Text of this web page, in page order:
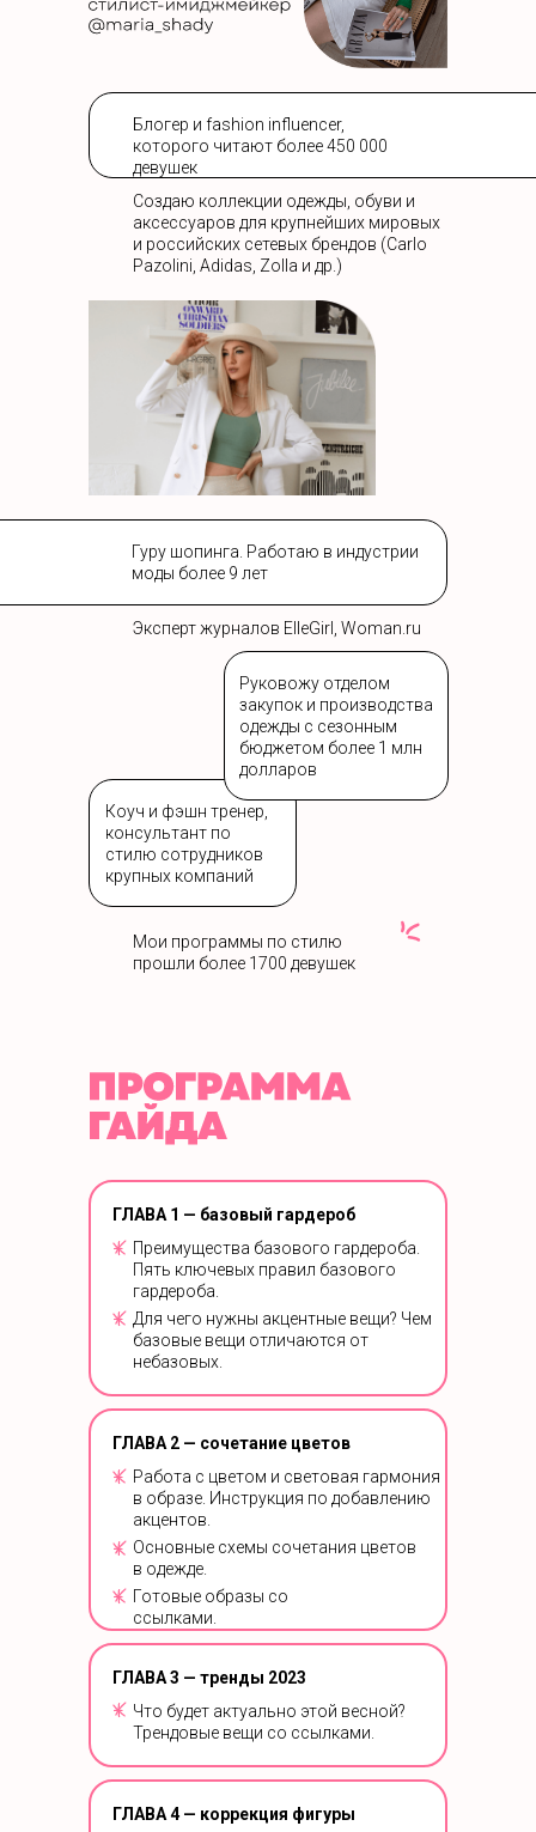
Создаю коллекции одежды, обуви и
аксессуаров для крупнейших мировых
и российских сетевых брендов (Carlo
Pazolini, Adidas, Zolla и др.)
Блогер и fashion influencer,
которого читают более 450 000
девушек
Руковожу отделом
закупок и производства
одежды с сезонным
бюджетом более 1 млн
долларов
Коуч и фэшн тренер,
консультант по
стилю сотрудников
крупных компаний
Эксперт журналов ElleGirl, Woman.ru
Гуру шопинга. Работаю в индустрии
моды более 9 лет
Мои программы по стилю
прошли более 1700 девушек
Преимущества базового гардероба.
Пять ключевых правил базового
гардероба.
Основные схемы сочетания цветов
в одежде.
Для чего нужны акцентные вещи? Чем
базовые вещи отличаются от
небазовых.
Работа с цветом и световая гармония
в образе. Инструкция по добавлению
акцентов.
Готовые образы со
ссылками.
Что будет актуально этой весной?
Трендовые вещи со ссылками.
ГЛАВА 1 — базовый гардероб
ГЛАВА 4 — коррекция фигуры
ГЛАВА 2 — сочетание цветов
ГЛАВА 3 — тренды 2023